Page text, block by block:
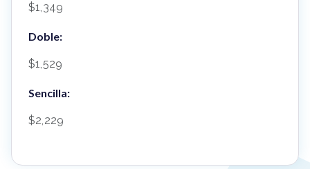
$1,349
Doble:
$1,529
Sencilla:
$2,229